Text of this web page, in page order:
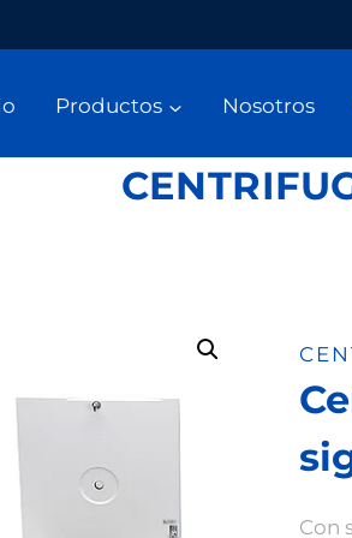
Productos Nosotros
Con